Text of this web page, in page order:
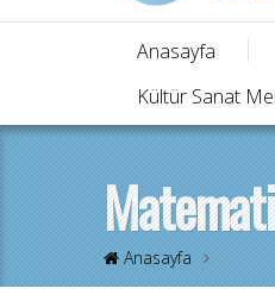
Anasayfa
Kültür Sanat
Anasayfa